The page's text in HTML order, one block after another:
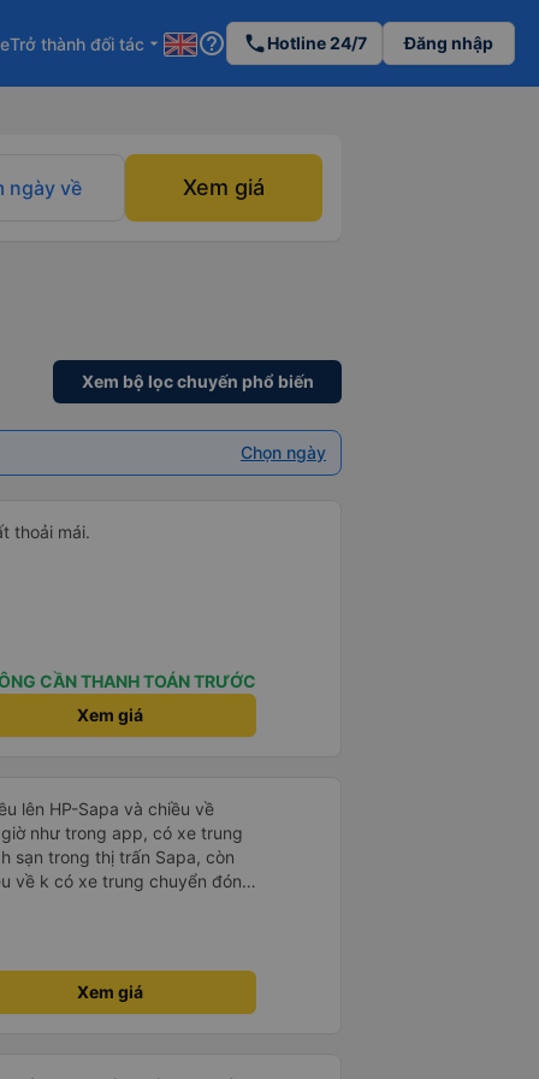
Trở thành đối tác arrow_drop_down help_outline phoneHotline 24/7 Đăng nhập
ngày về Xem giá
Xem bộ lọc chuyến phổ biến
Chọn ngày
thoải mái.
CẦN THANH TOÁN TRƯỚC
Xem giá
lên HP-Sapa và chiều về
như trong app, có xe trung
sạn trong thị trấn Sapa, còn
về k có xe trung chuyển đón,
Biên Phủ, chiều về xe đi
Xem giá